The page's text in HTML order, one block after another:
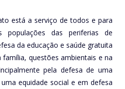
está a serviço de todos e para
populações das periferias de
da educação e saúde gratuita
questões ambientais e na
pela defesa de uma
equidade social e em defesa